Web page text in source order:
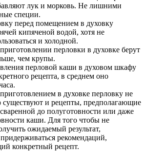
лук и морковь. Не лишними
специи.
перед помещением в духовку
кипяченой водой, хотя не
и холодной.
перловки в духовке берут
чем крупы.
перловой каши в духовом шкафу
рецепта, в среднем оно
в духовке перловку не
существуют и рецепты, предполагающие
до полуготовности или даже
каши. Для того чтобы не
ожидаемый результат,
рекомендаций,
конкретный рецепт.